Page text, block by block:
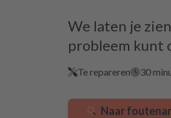
We laten je
probleem kunt
Te repareren 30
Naar